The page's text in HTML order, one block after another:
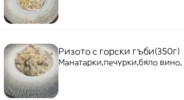
Ризото с горски гъби(350г)
Манатарки,печурки,бяло